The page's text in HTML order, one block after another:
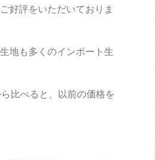
好評をいただいておりま
地も多くのインポート生
比べると、以前の価格を